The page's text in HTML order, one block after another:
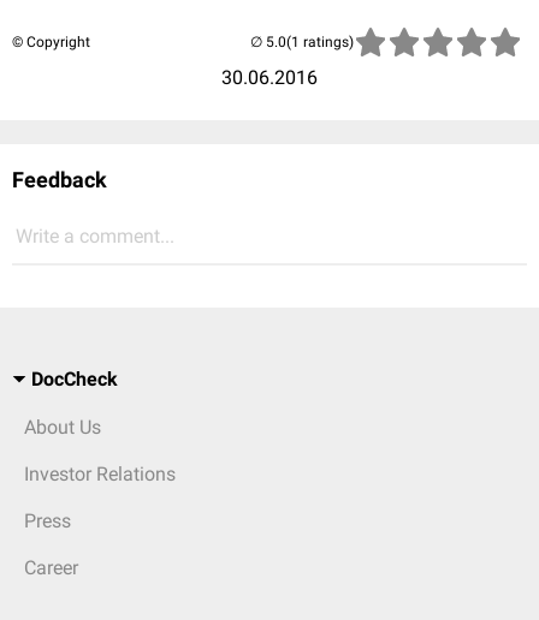
© Copyright
30.06.2016
(1 ratings)
Feedback
Write a comment...
DocCheck
About Us
Investor Relations
Press
Career